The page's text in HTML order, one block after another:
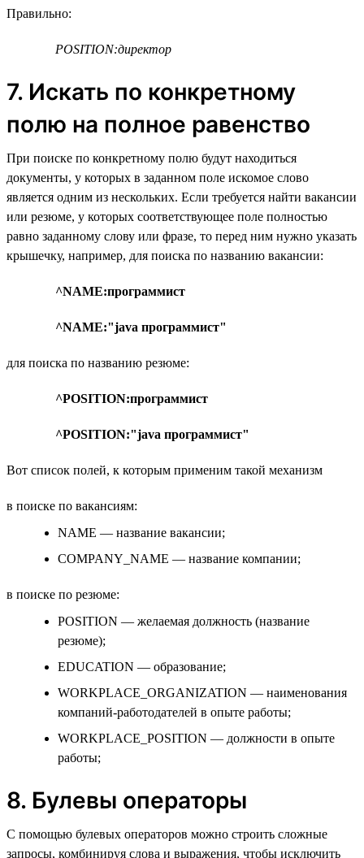
Правильно:
POSITION:директор
7. Искать по конкретному
полю на полное равенство
При поиске по конкретному полю будут находиться
документы, у которых в заданном поле искомое слово
является одним из нескольких. Если требуется найти вакансии
или резюме, у которых соответствующее поле полностью
равно заданному слову или фразе, то перед ним нужно указать
крышечку, например, для поиска по названию вакансии:
^NAME:программист
^NAME:"java программист"
для поиска по названию резюме:
^POSITION:программист
^POSITION:"java программист"
Вот список полей, к которым применим такой механизм
в поиске по вакансиям:
NAME — название вакансии;
COMPANY_NAME — название компании;
в поиске по резюме:
POSITION — желаемая должность (название
резюме);
EDUCATION — образование;
WORKPLACE_ORGANIZATION — наименования
компаний-работодателей в опыте работы;
WORKPLACE_POSITION — должности в опыте
работы;
8. Булевы операторы
С помощью булевых операторов можно строить сложные
запросы, комбинируя слова и выражения, чтобы исключить